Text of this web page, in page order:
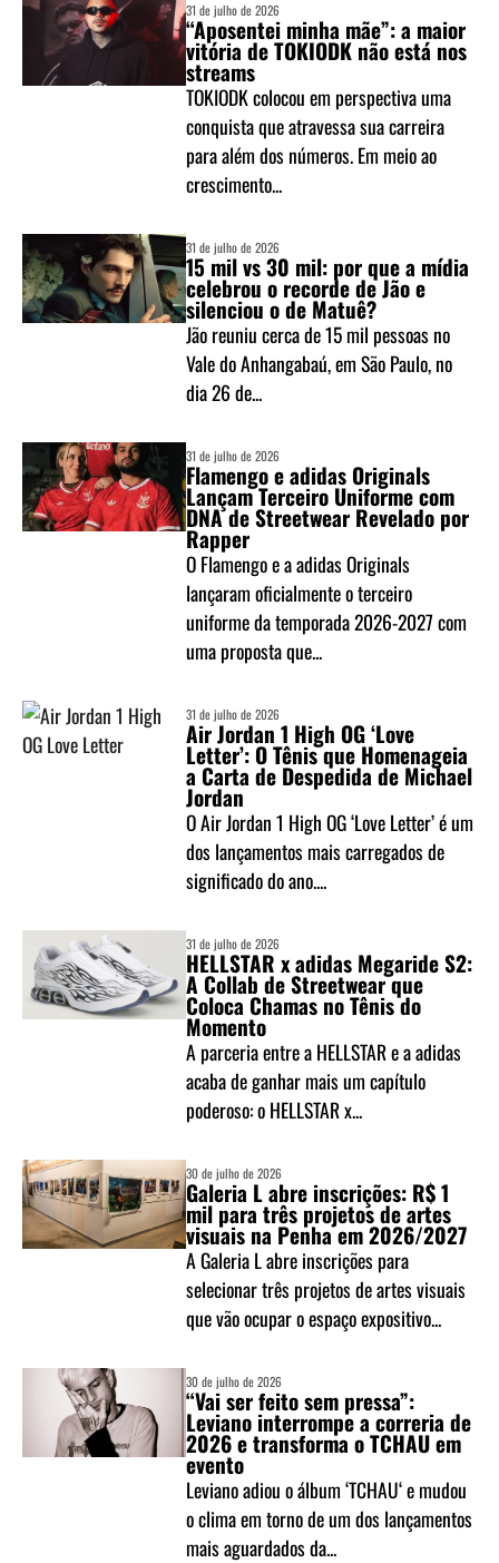
31 de julho de 2026
“Aposentei minha mãe”: a maior
vitória de TOKIODK não está nos
streams
TOKIODK colocou em perspectiva uma
conquista que atravessa sua carreira
para além dos números. Em meio ao
crescimento...
31 de julho de 2026
15 mil vs 30 mil: por que a mídia
celebrou o recorde de Jão e
silenciou o de Matuê?
Jão reuniu cerca de 15 mil pessoas no
Vale do Anhangabaú, em São Paulo, no
dia 26 de...
31 de julho de 2026
Flamengo e adidas Originals
Lançam Terceiro Uniforme com
DNA de Streetwear Revelado por
Rapper
O Flamengo e a adidas Originals
lançaram oficialmente o terceiro
uniforme da temporada 2026-2027 com
uma proposta que...
31 de julho de 2026
Air Jordan 1 High OG ‘Love
Letter’: O Tênis que Homenageia
a Carta de Despedida de Michael
Jordan
O Air Jordan 1 High OG ‘Love Letter’ é um
dos lançamentos mais carregados de
significado do ano....
31 de julho de 2026
HELLSTAR x adidas Megaride S2:
A Collab de Streetwear que
Coloca Chamas no Tênis do
Momento
A parceria entre a HELLSTAR e a adidas
acaba de ganhar mais um capítulo
poderoso: o HELLSTAR x...
30 de julho de 2026
Galeria L abre inscrições: R$ 1
mil para três projetos de artes
visuais na Penha em 2026/2027
A Galeria L abre inscrições para
selecionar três projetos de artes visuais
que vão ocupar o espaço expositivo...
30 de julho de 2026
“Vai ser feito sem pressa”:
Leviano interrompe a correria de
2026 e transforma o TCHAU em
evento
Leviano adiou o álbum ‘TCHAU‘ e mudou
o clima em torno de um dos lançamentos
mais aguardados da...